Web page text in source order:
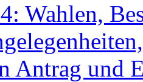
Wahlen,
Antrag und